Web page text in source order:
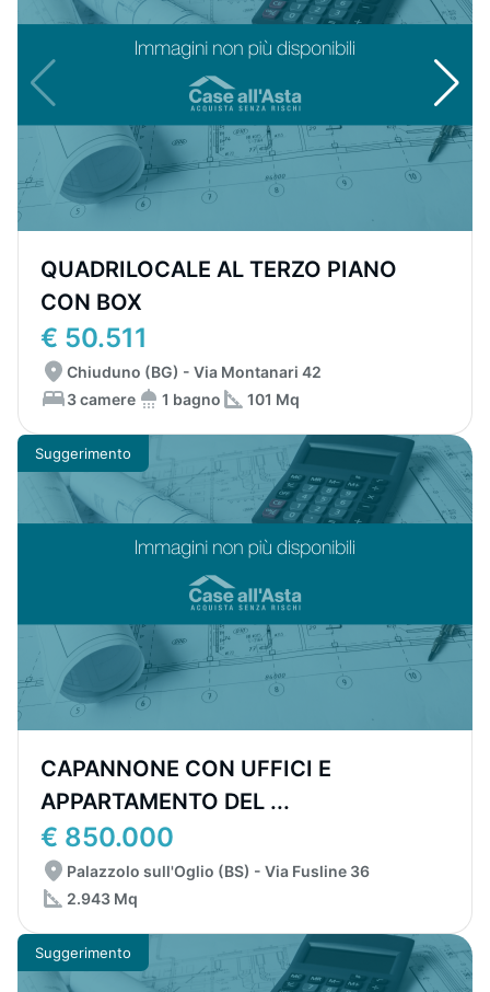
QUADRILOCALE AL TERZO PIANO
CON BOX
€ 50.511
Chiuduno (BG) - Via Montanari 42
3 camere
1 bagno 101 Mq
Suggerimento
CAPANNONE CON UFFICI E
APPARTAMENTO DEL ...
€ 850.000
Palazzolo sull'Oglio (BS) - Via Fusline 36
2.943 Mq
Suggerimento